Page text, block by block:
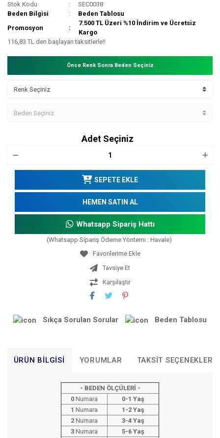
Stok Kodu
SEC0038
Beden Bilgisi
Beden Tablosu
Promosyon
7.500 TL Üzeri %10 İndirim ve Ücretsiz
Kargo
116,83 TL den başlayan taksitlerle!!
Önce Renk Sonra Beden Seçiniz
Adet Seçiniz
SEPETE EKLE
HEMEN SATIN AL
Whatsapp Sipariş Hattı
(Whatsapp Sipariş Ödeme Yöntemi : Havale)
Tavsiye Et
Karşılaştır
Sıkça Sorulan Sorular Beden Tablosu
ÜRÜN BILGISI YORUMLAR TAKSIT SEÇENEKLERI
- BEDEN ÖLÇÜLERİ -
0 Numara
0-1 Yaş
1 Numara
1-2 Yaş
2 Numara
3-4 Yaş
3 Numara
5-6 Yaş